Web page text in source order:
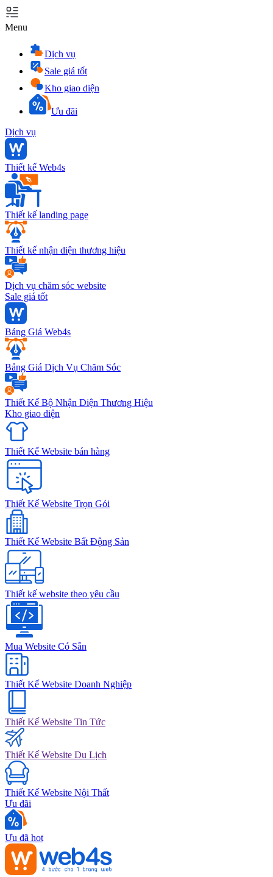
Menu
Dịch vụ
Sale giá tốt
Kho giao diện
Ưu đãi
Dịch vụ
Thiết kế Web4s
Thiết kế landing page
Thiết kế nhận diện thương hiệu
Dịch vụ chăm sóc website
Sale giá tốt
Bảng Giá Web4s
Bảng Giá Dịch Vụ Chăm Sóc
Thiết Kế Bộ Nhận Diện Thương Hiệu
Kho giao diện
Thiết Kế Website bán hàng
Thiết Kế Website Trọn Gói
Thiết Kế Website Bất Động Sản
Thiết kế website theo yêu cầu
Mua Website Có Sẵn
Thiết Kế Website Doanh Nghiệp
Thiết Kế Website Tin Tức
Thiết Kế Website Du Lịch
Thiết Kế Website Nội Thất
Ưu đãi
Ưu đã hot